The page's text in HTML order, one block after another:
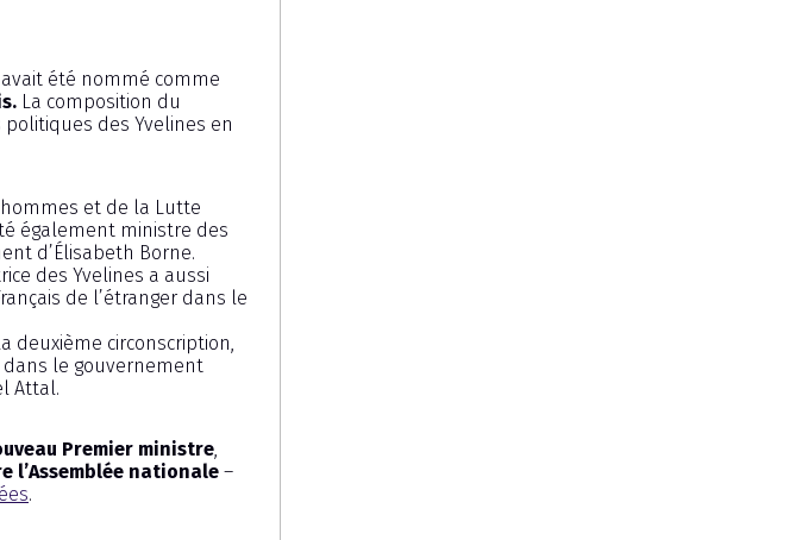
été nommé comme
La composition du
des Yvelines en
et de la Lutte
également ministre des
d’Élisabeth Borne.
des Yvelines a aussi
de l’étranger dans le
deuxième circonscription,
dans le gouvernement
Attal.
Premier ministre,
l’Assemblée nationale –
.